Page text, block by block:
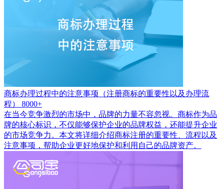
商标办理过程中的注意事项（注册商标的重要性以及办理流
程）
8000+
在当今竞争激烈的市场中，品牌的力量不容忽视。商标作为品
牌的核心标识，不仅能够保护企业的品牌权益，还能提升企业
的市场竞争力。本文将详细介绍商标注册的重要性、流程以及
注意事项，帮助企业更好地保护和利用自己的品牌资产。